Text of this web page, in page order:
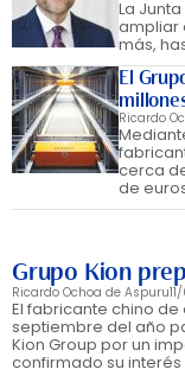
La
ampliar
más,
El
Ricardo
cerca
de
Grupo Kion
Ricardo Ochoa de Aspuru
El fabricante chino
septiembre del año
Kion Group por un
confirmado su